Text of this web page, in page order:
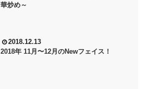
華炒め～
2018.12.13
2018年 11月〜12月のNewフェイス！